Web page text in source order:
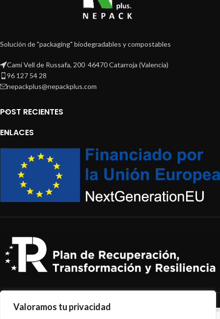
Valoramos tu privacidad
Solución de "packaging" biodegradables y compostables
Camí Vell de Russafa, 200 46470 Catarroja (Valencia)
96 127 54 28
nepackplus@nepackplus.com
POST RECIENTES
ENLACES